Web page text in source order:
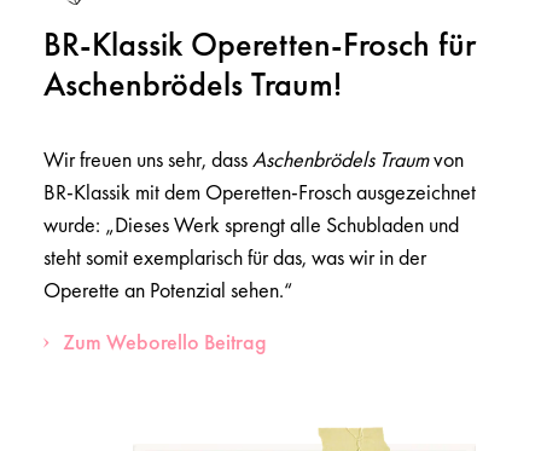
BR-Klassik Operetten-Frosch für
Aschenbrödels Traum!
Wir freuen uns sehr, dassAschenbrödels Traumvon
BR-Klassik mit dem Operetten-Frosch ausgezeichnet
wurde: „Dieses Werk sprengt alle Schubladen und
steht somit exemplarisch für das, was wir in der
Operette an Potenzial sehen.“
Zum Weborello Beitrag